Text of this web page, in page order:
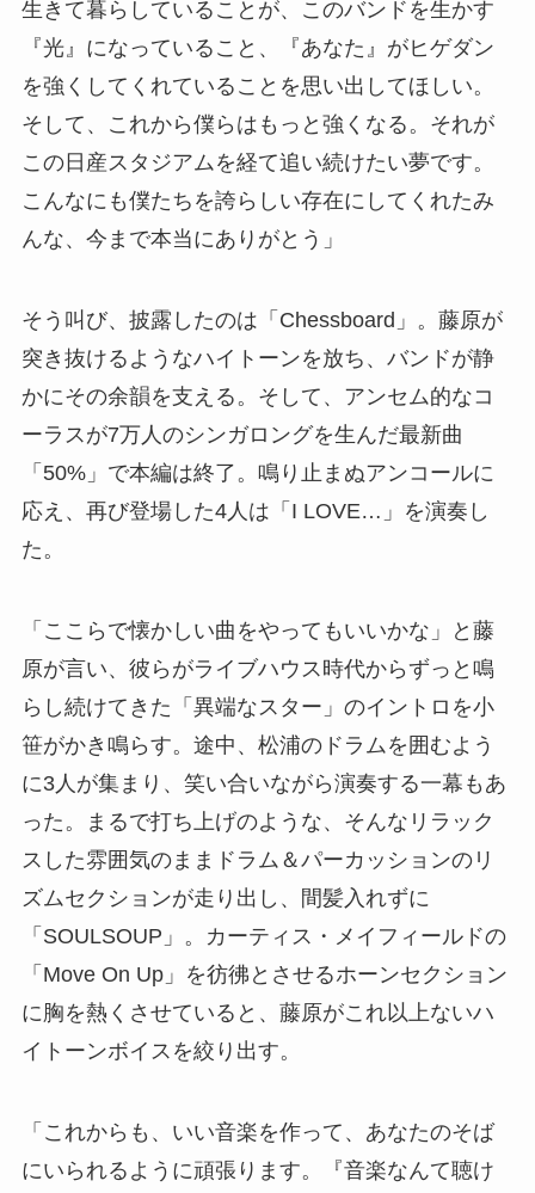
生きて暮らしていることが、このバンドを生かす
『光』になっていること、『あなた』がヒゲダン
を強くしてくれていることを思い出してほしい。
そして、これから僕らはもっと強くなる。それが
この日産スタジアムを経て追い続けたい夢です。
こんなにも僕たちを誇らしい存在にしてくれたみ
んな、今まで本当にありがとう」
そう叫び、披露したのは「Chessboard」。藤原が
突き抜けるようなハイトーンを放ち、バンドが静
かにその余韻を支える。そして、アンセム的なコ
ーラスが7万人のシンガロングを生んだ最新曲
「50%」で本編は終了。鳴り止まぬアンコールに
応え、再び登場した4人は「I LOVE…」を演奏し
た。
「ここらで懐かしい曲をやってもいいかな」と藤
原が言い、彼らがライブハウス時代からずっと鳴
らし続けてきた「異端なスター」のイントロを小
笹がかき鳴らす。途中、松浦のドラムを囲むよう
に3人が集まり、笑い合いながら演奏する一幕もあ
った。まるで打ち上げのような、そんなリラック
スした雰囲気のままドラム＆パーカッションのリ
ズムセクションが走り出し、間髪入れずに
「SOULSOUP」。カーティス・メイフィールドの
「Move On Up」を彷彿とさせるホーンセクション
に胸を熱くさせていると、藤原がこれ以上ないハ
イトーンボイスを絞り出す。
「これからも、いい音楽を作って、あなたのそば
にいられるように頑張ります。『音楽なんて聴け